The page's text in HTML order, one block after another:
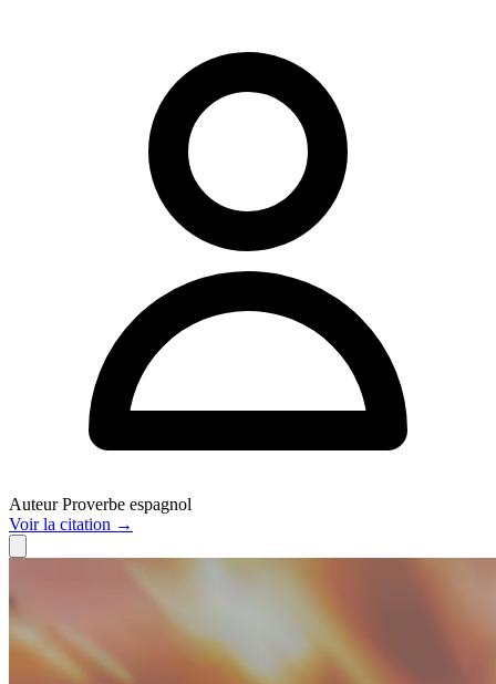
Auteur Proverbe espagnol
Voirla citation →